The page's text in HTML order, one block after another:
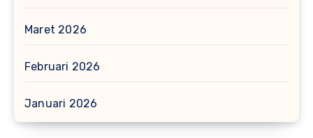
Maret 2026
Februari 2026
Januari 2026